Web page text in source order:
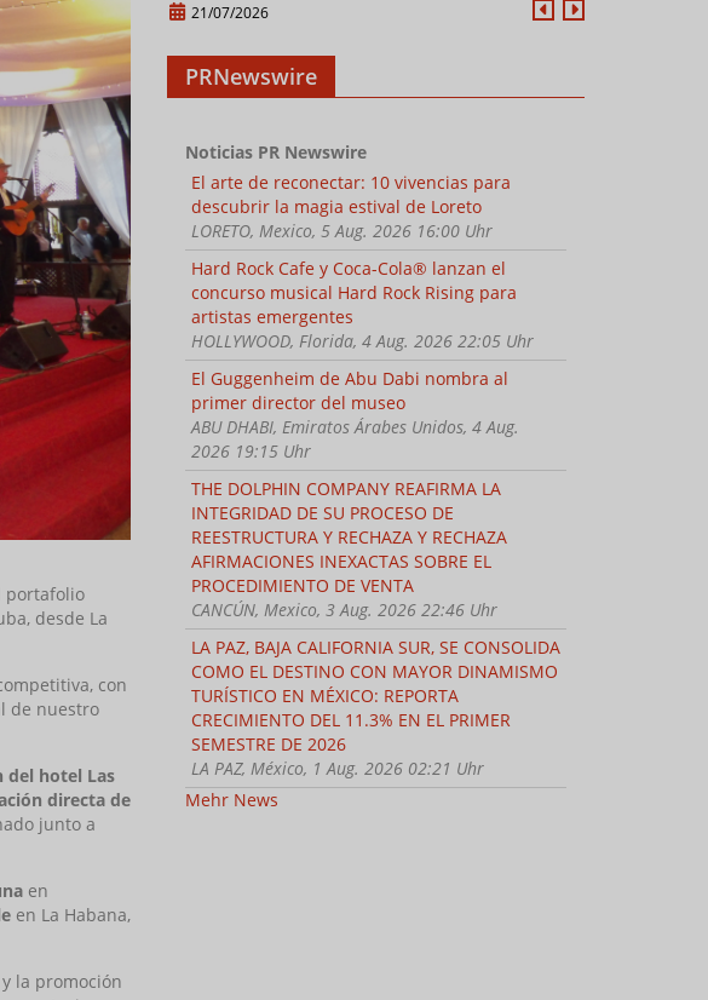
portafolio
desde La
con
de nuestro
del hotel Las
directa de
junto a
en
en La Habana,
la promoción
21/07/2026
PRNewswire
Noticias PR Newswire
El arte de reconectar: 10 vivencias para
descubrir la magia estival de Loreto
LORETO, Mexico, 5 Aug. 2026 16:00 Uhr
Hard Rock Cafe y Coca-Cola® lanzan el
concurso musical Hard Rock Rising para
artistas emergentes
HOLLYWOOD, Florida, 4 Aug. 2026 22:05 Uhr
El Guggenheim de Abu Dabi nombra al
primer director del museo
ABU DHABI, Emiratos Árabes Unidos, 4 Aug.
2026 19:15 Uhr
THE DOLPHIN COMPANY REAFIRMA LA
INTEGRIDAD DE SU PROCESO DE
REESTRUCTURA Y RECHAZA Y RECHAZA
AFIRMACIONES INEXACTAS SOBRE EL
PROCEDIMIENTO DE VENTA
CANCÚN, Mexico, 3 Aug. 2026 22:46 Uhr
LA PAZ, BAJA CALIFORNIA SUR, SE CONSOLIDA
COMO EL DESTINO CON MAYOR DINAMISMO
TURÍSTICO EN MÉXICO: REPORTA
CRECIMIENTO DEL 11.3% EN EL PRIMER
SEMESTRE DE 2026
LA PAZ, México, 1 Aug. 2026 02:21 Uhr
Mehr News